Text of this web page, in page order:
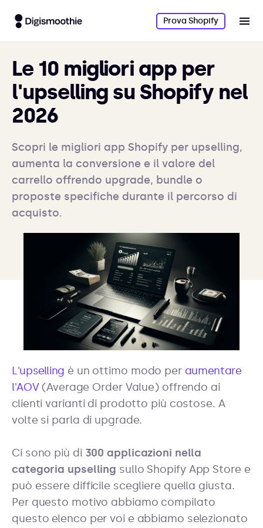
Prova Shopify
Le 10 migliori app per
l'upselling su Shopify nel
2026
Scopri le migliori app Shopify per upselling,
aumenta la conversione e il valore del
carrello offrendo upgrade, bundle o
proposte specifiche durante il percorso di
acquisto.
L'upselling è un ottimo modo per aumentare
l'AOV(Average Order Value) offrendo ai
clienti varianti di prodotto più costose. A
volte si parla di upgrade.
Ci sono più di 300 applicazioni nella
categoria upselling sullo Shopify App Store e
può essere difficile scegliere quella giusta.
Per questo motivo abbiamo compilato
questo elenco per voi e abbiamo selezionato